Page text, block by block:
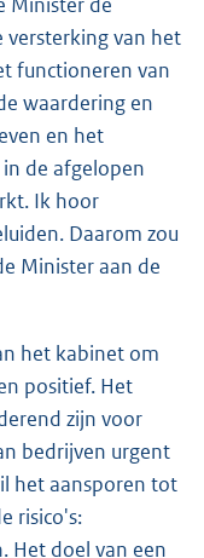
versterking van het
functioneren van
waardering en
en het
de afgelopen
Ik hoor
Daarom zou
Minister aan de
het kabinet om
positief. Het
zijn voor
bedrijven urgent
het aansporen tot
risico's:
Het doel van een